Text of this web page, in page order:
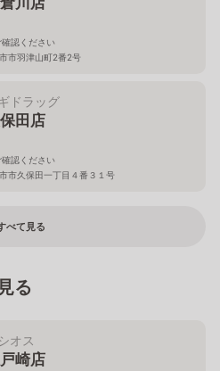
確認ください
市羽津山町2番2号
ドラッグ
田店
確認ください
市久保田一丁目４番３１号
べて見る
る
オス
崎店